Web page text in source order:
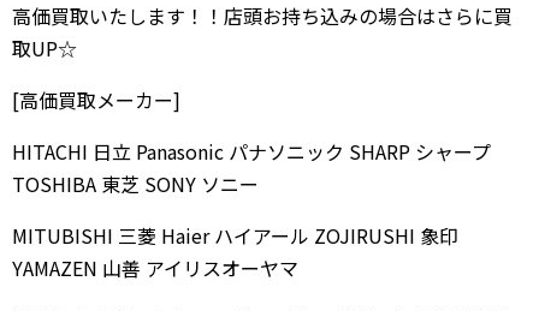
高価買取いたします！！店頭お持ち込みの場合はさらに買
取UP☆
[高価買取メーカー]
HITACHI 日立 Panasonic パナソニック SHARP シャープ
TOSHIBA 東芝 SONY ソニー
MITUBISHI 三菱 Haier ハイアール ZOJIRUSHI 象印
YAMAZEN 山善 アイリスオーヤマ